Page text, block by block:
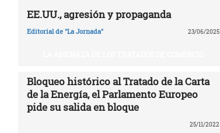
EE.UU., agresión y propaganda
Editorial de "La Jornada" 23/06/2025
Bloqueo histórico al Tratado de la Carta
de la Energía, el Parlamento Europeo
pide su salida en bloque
25/11/2022